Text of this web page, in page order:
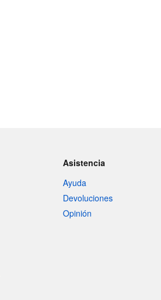
Asistencia
Ayuda
Devoluciones
Opinión